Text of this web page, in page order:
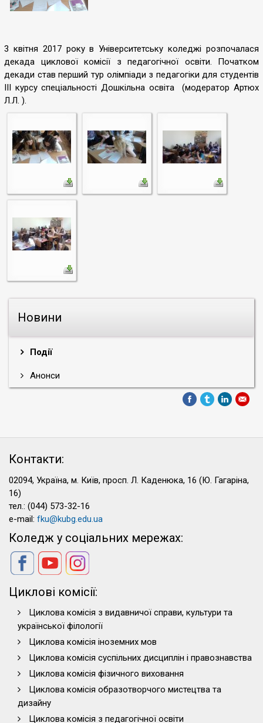
Новини
Події
Анонси
3 квітня 2017 року в Університетську коледжі розпочалася
декада циклової комісії з педагогічної освіти. Початком
декади став перший тур олімпіади з педагогіки для студентів
ІІІ курсу спеціальності Дошкільна освіта (модератор Артюх
Л.Л. ).
Контакти:
02094, Україна, м. Київ, просп. Л. Каденюка, 16 (Ю. Гагаріна,
16)
тел.: (044) 573-32-16
e-mail: fku@kubg.edu.ua
Коледж у соціальних мережах:
Циклові комісії:
Циклова комісія з видавничої справи, культури та
української філології
Циклова комісія іноземних мов
Циклова комісія суспільних дисциплін і правознавства
Циклова комісія фізичного виховання
Циклова комісія образотворчого мистецтва та
дизайну
Циклова комісія з педагогічної освіти